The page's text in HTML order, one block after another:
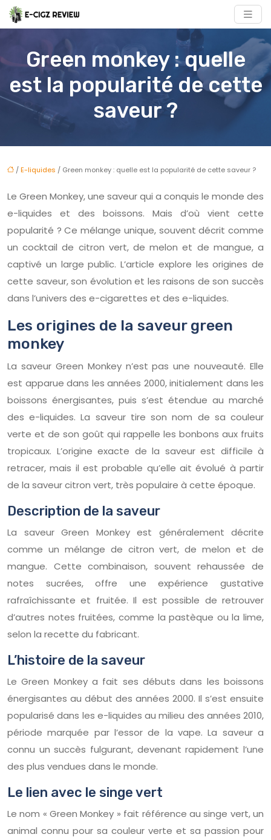
Green monkey : quelle
est la popularité de cette
saveur ?
/E-liquides / Green monkey : quelle est la popularité de cette saveur ?
Le Green Monkey, une saveur qui a conquis le monde des
e-liquides et des boissons. Mais d’où vient cette
popularité ? Ce mélange unique, souvent décrit comme
un cocktail de citron vert, de melon et de mangue, a
captivé un large public. L’article explore les origines de
cette saveur, son évolution et les raisons de son succès
dans l’univers des e-cigarettes et des e-liquides.
Les origines de la saveur green
monkey
La saveur Green Monkey n’est pas une nouveauté. Elle
est apparue dans les années 2000, initialement dans les
boissons énergisantes, puis s’est étendue au marché
des e-liquides. La saveur tire son nom de sa couleur
verte et de son goût qui rappelle les bonbons aux fruits
tropicaux. L’origine exacte de la saveur est difficile à
retracer, mais il est probable qu’elle ait évolué à partir
de la saveur citron vert, très populaire à cette époque.
Description de la saveur
La saveur Green Monkey est généralement décrite
comme un mélange de citron vert, de melon et de
mangue. Cette combinaison, souvent rehaussée de
notes sucrées, offre une expérience gustative
rafraîchissante et fruitée. Il est possible de retrouver
d’autres notes fruitées, comme la pastèque ou la lime,
selon la recette du fabricant.
L’histoire de la saveur
Le Green Monkey a fait ses débuts dans les boissons
énergisantes au début des années 2000. Il s’est ensuite
popularisé dans les e-liquides au milieu des années 2010,
période marquée par l’essor de la vape. La saveur a
connu un succès fulgurant, devenant rapidement l’une
des plus vendues dans le monde.
Le lien avec le singe vert
Le nom « Green Monkey » fait référence au singe vert, un
animal connu pour sa couleur verte et sa passion pour